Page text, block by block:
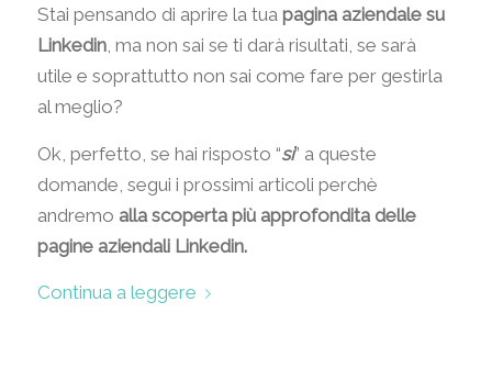
Stai pensando di aprire la tua pagina aziendale su
Linkedin, ma non sai se ti darà risultati, se sarà
utile e soprattutto non sai come fare per gestirla
al meglio?
Ok, perfetto, se hai risposto “si” a queste
domande, segui i prossimi articoli perchè
andremo alla scoperta più approfondita delle
pagine aziendali Linkedin.
Continua a leggere